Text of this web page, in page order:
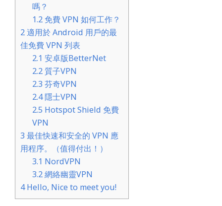
嗎？
1.2 免費 VPN 如何工作？
2適用於 Android 用戶的最
佳免費 VPN 列表
2.1 安卓版BetterNet
2.2 質子VPN
2.3 芬奇VPN
2.4隱士VPN
2.5 Hotspot Shield 免費
VPN
3 最佳快速和安全的 VPN 應
用程序。（值得付出！）
3.1 NordVPN
3.2網絡幽靈VPN
4Hello, Nice to meet you!